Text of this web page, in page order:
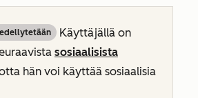
Käyttäjällä on
sosiaalisista
hän voi käyttää sosiaalisia